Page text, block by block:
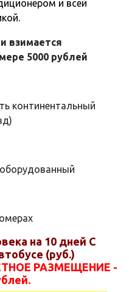
и всей
взимается
5000 рублей
континентальный
на 10 дней С
(руб.)
РАЗМЕЩЕНИЕ -